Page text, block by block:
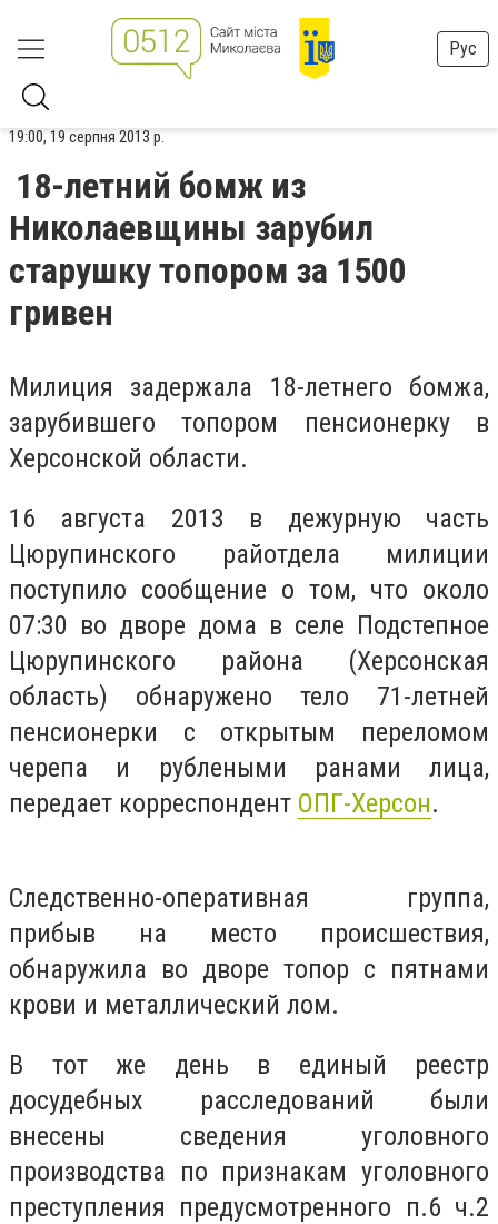
Рус
19:00, 19 серпня 2013 р.
18-летний бомж из
Николаевщины зарубил
старушку топором за 1500
гривен
Милиция задержала 18-летнего бомжа,
зарубившего топором пенсионерку в
Херсонской области.
16 августа 2013 в дежурную часть
Цюрупинского райотдела милиции
поступило сообщение о том, что около
07:30 во дворе дома в селе Подстепное
Цюрупинского района (Херсонская
область) обнаружено тело 71-летней
пенсионерки с открытым переломом
черепа и рублеными ранами лица,
передает корреспондент ОПГ-Херсон.
Следственно-оперативная группа,
прибыв на место происшествия,
обнаружила во дворе топор с пятнами
крови и металлический лом.
В тот же день в единый реестр
досудебных расследований были
внесены сведения уголовного
производства по признакам уголовного
преступления предусмотренного п.6 ч.2